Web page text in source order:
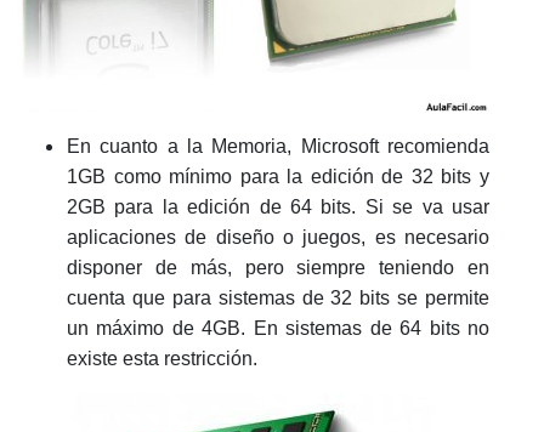
En cuanto a la Memoria, Microsoft recomienda
1GB como mínimo para la edición de 32 bits y
2GB para la edición de 64 bits. Si se va usar
aplicaciones de diseño o juegos, es necesario
disponer de más, pero siempre teniendo en
cuenta que para sistemas de 32 bits se permite
un máximo de 4GB. En sistemas de 64 bits no
existe esta restricción.